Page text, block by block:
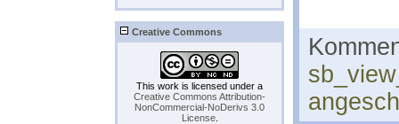
Creative Commons
This work is licensed under a
Creative Commons Attribution-
NonCommercial-NoDerivs 3.0
License.